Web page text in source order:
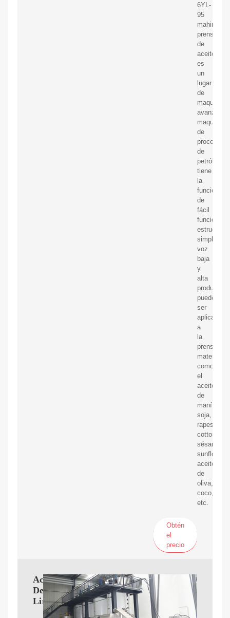
6YL-
95
mahine
prensa
de
aceite
es
un
lugar
de
maquinaria
avanzada
maquinaria
de
de
petróleo,
tiene
la
función
de
fácil
estructura
simple,
voz
baja
y
alta
puede
ser
aplicado
a
la
prensa
materiales
como
el
aceite
de
maní,
soja,
rapeseeds,
sésamo,
aceite
de
oliva,
coco,
etc.
Obtén
el
precio
Aceite
De
Linaza